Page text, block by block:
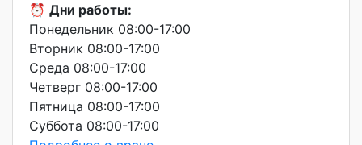
⏰ Дни работы:
Понедельник 08:00-17:00
Вторник 08:00-17:00
Среда 08:00-17:00
Четверг 08:00-17:00
Пятница 08:00-17:00
Суббота 08:00-17:00